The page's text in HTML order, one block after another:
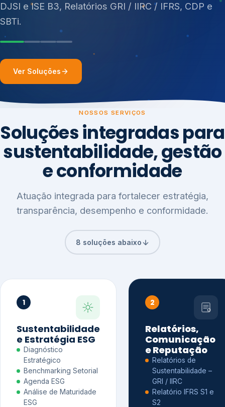
Ver Soluções
NOSSOS SERVIÇOS
Soluções integradas para
sustentabilidade, gestão
e conformidade
Atuação integrada para fortalecer estratégia,
transparência, desempenho e conformidade.
8 soluções abaixo
1
Sustentabilidade
e Estratégia ESG
Diagnóstico
Estratégico
Benchmarking Setorial
Agenda ESG
Análise de Maturidade
ESG
2
Relatórios,
Comunicação
e Reputação
Relatórios de
Sustentabilidade –
GRI / IIRC
Relatório IFRS S1 e
S2